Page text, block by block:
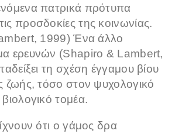
πατρικά πρότυπα
προσδοκίες της κοινωνίας.
1999) Ένα άλλο
ερευνών (Shapiro & Lambert,
τη σχέση έγγαμου βίου
ζωής, τόσο στον ψυχολογικό
τομέα.
ότι ο γάμος δρα